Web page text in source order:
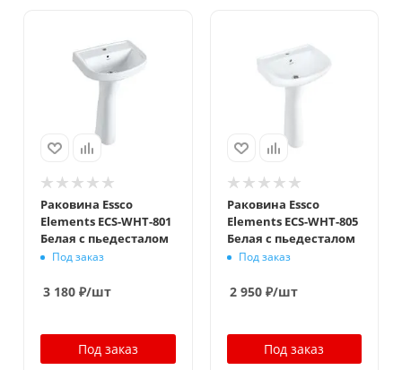
Раковина Essco
Elements ECS-WHT-801
Белая с пьедесталом
Под заказ
3 180 ₽/шт
Под заказ
Раковина Essco
Elements ECS-WHT-805
Белая с пьедесталом
Под заказ
2 950₽/шт
Под заказ